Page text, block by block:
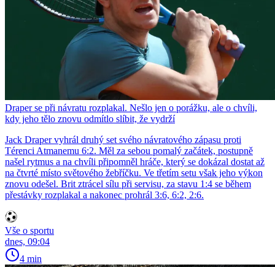
Draper se při návratu rozplakal. Nešlo jen o porážku, ale o chvíli,
kdy jeho tělo znovu odmítlo slíbit, že vydrží
Jack Draper vyhrál druhý set svého návratového zápasu proti
Térenci Atmanemu 6:2. Měl za sebou pomalý začátek, postupně
našel rytmus a na chvíli připomněl hráče, který se dokázal dostat až
na čtvrté místo světového žebříčku. Ve třetím setu však jeho výkon
znovu odešel. Brit ztrácel sílu při servisu, za stavu 1:4 se během
přestávky rozplakal a nakonec prohrál 3:6, 6:2, 2:6.
Vše o sportu
dnes, 09:04
4 min